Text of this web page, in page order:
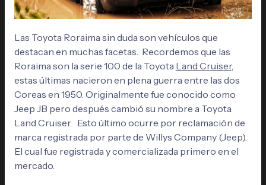
Las Toyota Roraima sin duda son vehículos que
destacan en muchas facetas. Recordemos que las
Roraima son la serie 100 de la Toyota Land Cruiser,
estas últimas nacieron en plena guerra entre las dos
Coreas en 1950. Originalmente fue conocido como
Jeep JB pero después cambió su nombre a Toyota
Land Cruiser. Esto último ocurre por reclamación de
marca registrada por parte de Willys Company (Jeep).
El cual fue registrada y comercializada primero en el
mercado.